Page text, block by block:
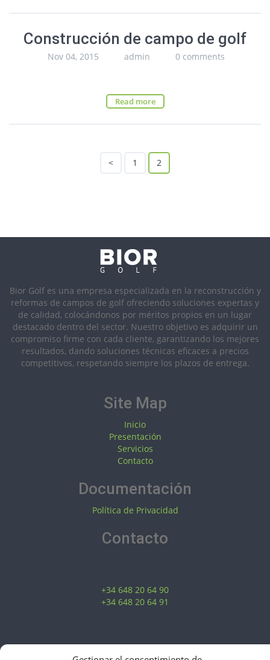
Construcción de campo de golf
Nov 04, 2015 admin 0 comments
Read more
< 1 2
Bior Golf es una empresa especializada en la reconstrucción y
reformas de campos de golf ofreciendo soluciones expertas y
de calidad, colocándonos por méritos propios en un lugar
destacado dentro del sector. Nuestro objetivo es adquirir un
compromiso firme con cada cliente, garantizando los mejores
resultados, dando soluciones técnicas eficaces a precios
competitivos, respetando siempre los plazos de entrega.
Site Map
Inicio
Presentación
Servicios
Contacto
Documentación
Política de Privacidad
Contacto
+34 648 20 64 90
+34 648 20 64 91
bior@bioraplicaciones.com